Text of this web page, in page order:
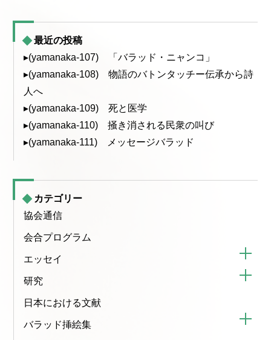
最近の投稿
▸(yamanaka-107) 「バラッド・ニャンコ」
▸(yamanaka-108) 物語のバトンタッチー伝承から詩
人へ
▸(yamanaka-109) 死と医学
▸(yamanaka-110) 掻き消される民衆の叫び
▸(yamanaka-111) メッセージバラッド
カテゴリー
協会通信
会合プログラム
エッセイ
研究
日本における文献
バラッド挿絵集